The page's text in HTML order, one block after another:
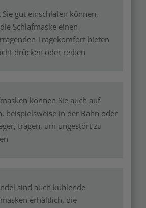
Sie gut einschlafen können,
Schlafmaske einen
Tragekomfort bieten
drücken oder reiben
können Sie auch auf
beispielsweise in der Bahn oder
tragen, um ungestört zu
sind auch kühlende
erhältlich, die